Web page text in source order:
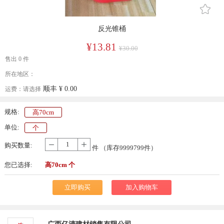
󰄔
反光锥桶
¥13.81 ¥30.00
售出 0 件
所在地区：
运费： 请选择 顺丰 ¥ 0.00
规格:
高70cm
单位:
个
购买数量:+ 件 （库存9999799件）
您已选择: 高70cm 个
立即购买 加入购物车